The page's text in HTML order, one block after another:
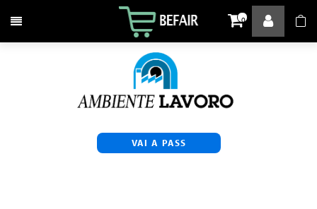
Attiva / disattiva la navigazione 0
VAI A PASS